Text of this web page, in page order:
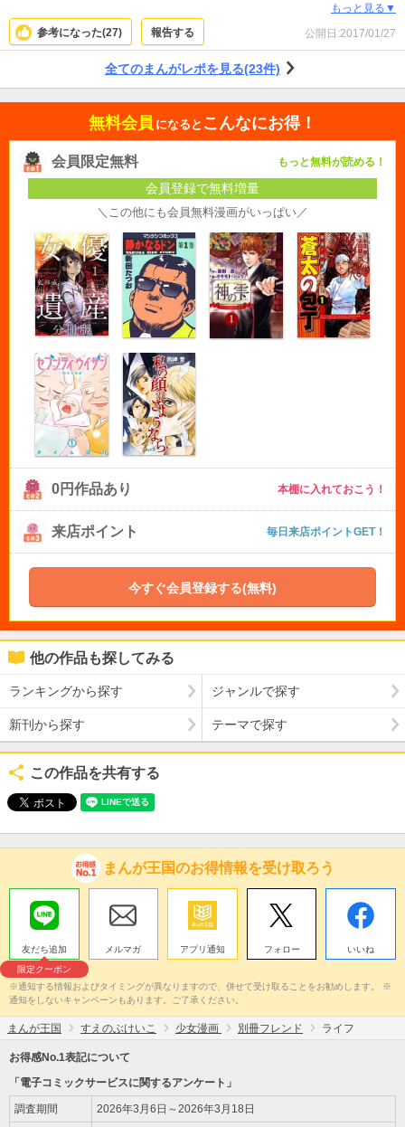
もっと見る▼
参考になった(27) 報告する 公開日:2017/01/27
全てのまんがレポを見る(23件)
無料会員 になると こんなにお得！
会員限定無料 もっと無料が読める！
会員登録で無料増量
＼この他にも会員無料漫画がいっぱい／
0円作品あり 本棚に入れておこう！
来店ポイント 毎日来店ポイントGET！
今すぐ会員登録する(無料)
他の作品も探してみる
ランキングから探す ジャンルで探す
新刊から探す テーマで探す
この作品を共有する
まんが王国のお得情報を受け取ろう
友だち追加
限定クーポン
メルマガ アプリ通知 フォロー いいね
※通知する情報およびタイミングが異なりますので、併せて受け取ることをお勧めします。 ※
通知をしないキャンペーンもあります。ご了承ください。
まんが王国 すえのぶけいこ 少女漫画 別冊フレンド ライフ
お得感No.1表記について
「電子コミックサービスに関するアンケート」
調査期間 2026年3月6日～2026年3月18日